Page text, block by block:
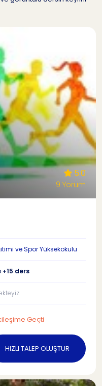
5.0
9 Yorum
ve Spor Yüksekokulu
+15 ders
Geçti
HIZLI TALEP OLUŞTUR